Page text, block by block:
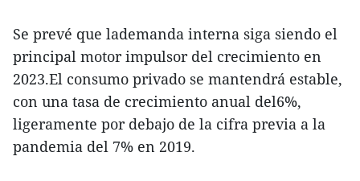
Se prevé que lademanda interna siga siendo el
principal motor impulsor del crecimiento en
2023.El consumo privado se mantendrá estable,
con una tasa de crecimiento anual del6%,
ligeramente por debajo de la cifra previa a la
pandemia del 7% en 2019.